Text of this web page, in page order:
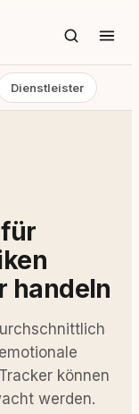
Dienstleister
handeln
können
werden.